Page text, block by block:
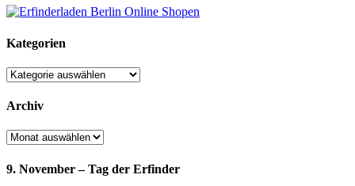
Kategorien
Kategorien
Archiv
Archiv
9. November – Tag der Erfinder